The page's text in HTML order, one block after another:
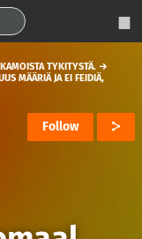
TYKITYSTÄ. →
MÄÄRIÄ JA EI FEIDIÄ,
Follow